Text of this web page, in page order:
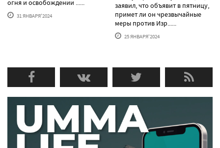
огня и освобождении ......
31 ЯНВАРЯ'2024
заявил, что объявит в пятницу,
примет ли он чрезвычайные
меры против Изр......
25 ЯНВАРЯ'2024